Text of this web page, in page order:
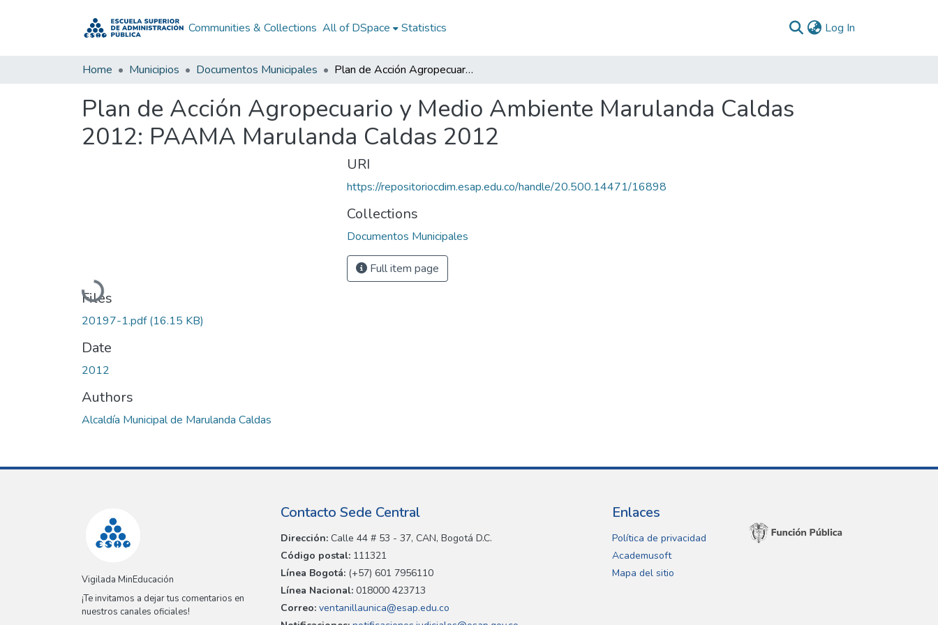
Communities & Collections All of DSpace Statistics Log In
Home Municipios Documentos Municipales Plan de Acción Agropecuario y Medio Ambiente Marulanda Caldas 2012: PAAMA Marulanda Caldas 2012
Plan de Acción Agropecuario y Medio Ambiente Marulanda Caldas
2012: PAAMA Marulanda Caldas 2012
Loading...
Files
20197-1.pdf(16.15 KB)
Date
2012
Authors
Alcaldía Municipal de Marulanda Caldas
URI
https://repositoriocdim.esap.edu.co/handle/20.500.14471/16898
Collections
Documentos Municipales
Full item page
Vigilada MinEducación
¡Te invitamos a dejar tus comentarios en
nuestros canales oficiales!
Contacto Sede Central
Dirección: Calle 44 # 53 - 37, CAN, Bogotá D.C.
Código postal: 111321
Línea Bogotá: (+57) 601 7956110
Línea Nacional: 018000 423713
Correo: ventanillaunica@esap.edu.co
Enlaces
Política de privacidad
Academusoft
Mapa del sitio